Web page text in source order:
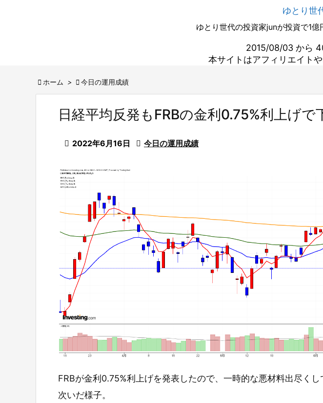
ゆとり世
ゆとり世代の投資家junが投資で1
2015/08/03 から
本サイトはアフィリエイト
 ホーム >  今日の運用成績
日経平均反発もFRBの金利0.75%利上げで
 2022年6月16日  今日の運用成績
FRBが金利0.75%利上げを発表したので、一時的な悪材料出尽く
次いだ様子。